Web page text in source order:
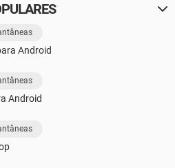
Android
Android